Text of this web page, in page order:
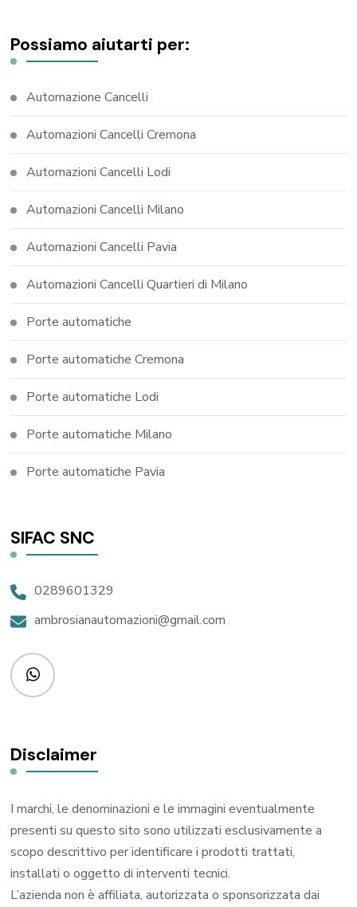
Possiamo aiutarti per:
Automazione Cancelli
Automazioni Cancelli Cremona
Automazioni Cancelli Lodi
Automazioni Cancelli Milano
Automazioni Cancelli Pavia
Automazioni Cancelli Quartieri di Milano
Porte automatiche
Porte automatiche Cremona
Porte automatiche Lodi
Porte automatiche Milano
Porte automatiche Pavia
SIFAC SNC
0289601329
ambrosianautomazioni@gmail.com
Disclaimer
I marchi, le denominazioni e le immagini eventualmente
presenti su questo sito sono utilizzati esclusivamente a
scopo descrittivo per identificare i prodotti trattati,
installati o oggetto di interventi tecnici.
L’azienda non è affiliata, autorizzata o sponsorizzata dai